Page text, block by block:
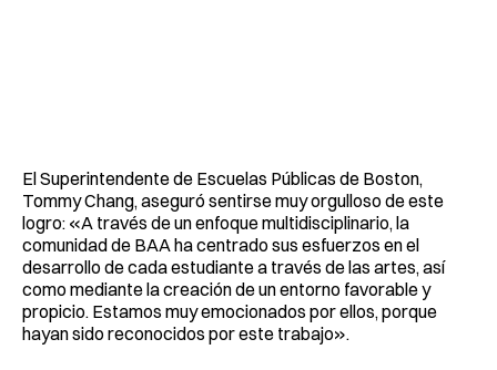
El Superintendente de Escuelas Públicas de Boston,
Tommy Chang, aseguró sentirse muy orgulloso de este
logro: «A través de un enfoque multidisciplinario, la
comunidad de BAA ha centrado sus esfuerzos en el
desarrollo de cada estudiante a través de las artes, así
como mediante la creación de un entorno favorable y
propicio. Estamos muy emocionados por ellos, porque
hayan sido reconocidos por este trabajo».